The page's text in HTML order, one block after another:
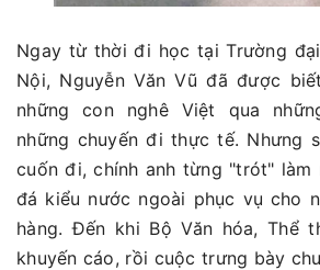
Ngay từ thời đi học tại Trường
Nội, Nguyễn Văn Vũ đã được
những con nghê Việt qua
những chuyến đi thực tế. Nhưng
cuốn đi, chính anh từng "trót"
đá kiểu nước ngoài phục vụ cho
hàng. Đến khi Bộ Văn hóa, Thể
khuyến cáo, rồi cuộc trưng bày